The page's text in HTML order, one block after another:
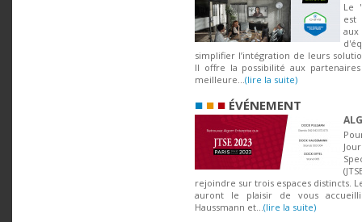
Le
est
simplifier l’intégration de leurs
Il offre la possibilité aux
meilleure...(lire la suite)
■ ■ ■ ÉVÉNEMENT
rejoindre sur trois espaces distincts.
auront le plaisir de vous
Haussmann et...(lire la suite)